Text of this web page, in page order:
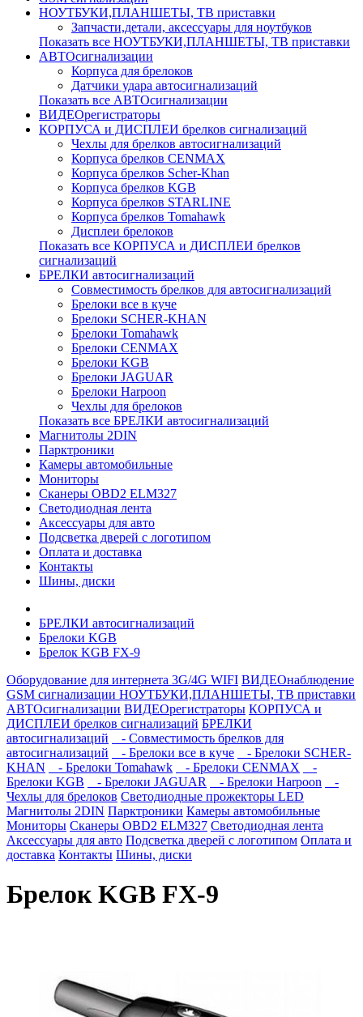
НОУТБУКИ,ПЛАНШЕТЫ, ТВ приставки
Запчасти,детали, аксессуары для ноутбуков
Показать все НОУТБУКИ,ПЛАНШЕТЫ, ТВ приставки
АВТОсигнализации
Корпуса для брелоков
Датчики удара автосигнализаций
Показать все АВТОсигнализации
ВИДЕОрегистраторы
КОРПУСА и ДИСПЛЕИ брелков сигнализаций
Чехлы для брелков автосигнализаций
Корпуса брелков CENMAX
Корпуса брелков Scher-Khan
Корпуса брелков KGB
Корпуса брелков STARLINE
Корпуса брелков Tomahawk
Дисплеи брелоков
Показать все КОРПУСА и ДИСПЛЕИ брелков
сигнализаций
БРЕЛКИ автосигнализаций
Совместимость брелков для автосигнализаций
Брелоки все в куче
Брелоки SCHER-KHAN
Брелоки Tomahawk
Брелоки CENMAX
Брелоки KGB
Брелоки JAGUAR
Брелоки Harpoon
Чехлы для брелоков
Показать все БРЕЛКИ автосигнализаций
Магнитолы 2DIN
Парктроники
Камеры автомобильные
Мониторы
Сканеры OBD2 ELM327
Светодиодная лента
Аксессуары для авто
Подсветка дверей с логотипом
Оплата и доставка
Контакты
Шины, диски
БРЕЛКИ автосигнализаций
Брелоки KGB
Брелок KGB FX-9
Оборудование для интернета 3G/4G WIFI ВИДЕОнаблюдение
GSM сигнализации НОУТБУКИ,ПЛАНШЕТЫ, ТВ приставки
АВТОсигнализации ВИДЕОрегистраторы КОРПУСА и
ДИСПЛЕИ брелков сигнализаций БРЕЛКИ
автосигнализаций
- Совместимость брелков для
автосигнализаций
- Брелоки все в куче
- Брелоки SCHER-
KHAN
- Брелоки Tomahawk - Брелоки CENMAX
-
Брелоки KGB
- Брелоки JAGUAR - Брелоки Harpoon
-
Чехлы для брелоков Светодиодные прожекторы LED
Магнитолы 2DIN Парктроники Камеры автомобильные
Мониторы Сканеры OBD2 ELM327 Светодиодная лента
Аксессуары для авто Подсветка дверей с логотипом Оплата и
доставка Контакты Шины, диски
Брелок KGB FX-9